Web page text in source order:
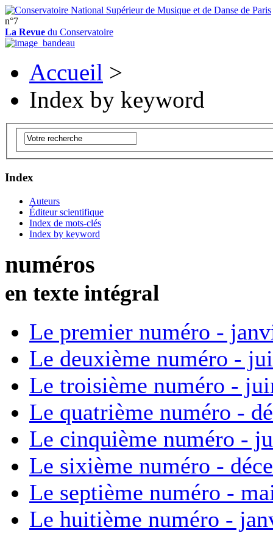
n°7
La Revue du Conservatoire
Accueil >
Index by keyword
Index
Auteurs
Éditeur scientifique
Index de mots-clés
Index by keyword
numéros
en texte intégral
Le premier numéro -
Le deuxième numéro -
Le troisième numéro -
Le quatrième numéro -
Le cinquième numéro -
Le sixième numéro -
Le septième numéro -
Le huitième numéro -